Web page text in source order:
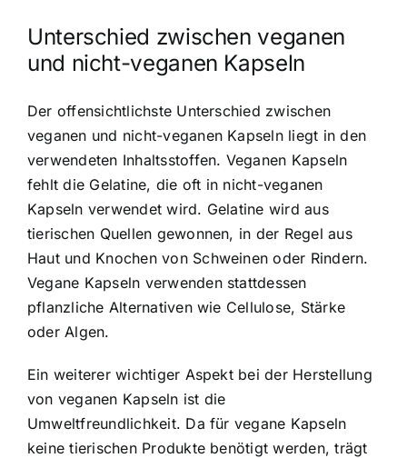
Unterschied zwischen veganen
und nicht-veganen Kapseln
Der offensichtlichste Unterschied zwischen
veganen und nicht-veganen Kapseln liegt in den
verwendeten Inhaltsstoffen. Veganen Kapseln
fehlt die Gelatine, die oft in nicht-veganen
Kapseln verwendet wird. Gelatine wird aus
tierischen Quellen gewonnen, in der Regel aus
Haut und Knochen von Schweinen oder Rindern.
Vegane Kapseln verwenden stattdessen
pflanzliche Alternativenwie Cellulose, Stärke
oder Algen.
Ein weiterer wichtiger Aspekt bei der Herstellung
von veganen Kapseln ist die
Umweltfreundlichkeit. Da für vegane Kapseln
keine tierischen Produkte benötigt werden, trägt